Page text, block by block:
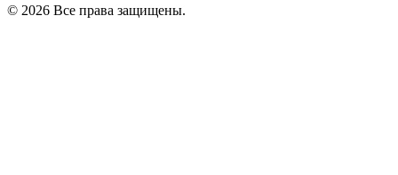
© 2026 Все права защищены.